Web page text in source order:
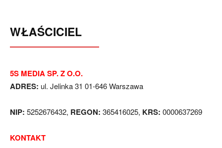
WŁAŚCICIEL
5S MEDIA SP. Z O.O.
ADRES: ul. Jelinka 31 01-646 Warszawa
NIP: 5252676432, REGON: 365416025, KRS: 0000637269
KONTAKT